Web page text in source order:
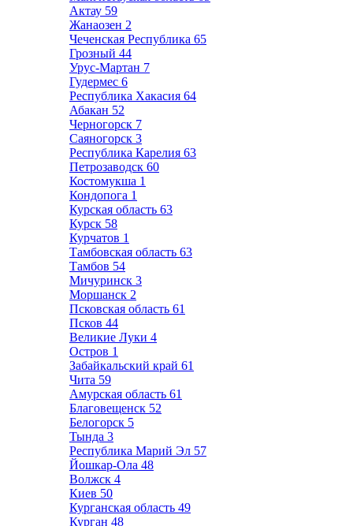
Актау 59
Жанаозен 2
Чеченская Республика 65
Грозный 44
Урус-Мартан 7
Гудермес 6
Республика Хакасия 64
Абакан 52
Черногорск 7
Саяногорск 3
Республика Карелия 63
Петрозаводск 60
Костомукша 1
Кондопога 1
Курская область 63
Курск 58
Курчатов 1
Тамбовская область 63
Тамбов 54
Мичуринск 3
Моршанск 2
Псковская область 61
Псков 44
Великие Луки 4
Остров 1
Забайкальский край 61
Чита 59
Амурская область 61
Благовещенск 52
Белогорск 5
Тында 3
Республика Марий Эл 57
Йошкар-Ола 48
Волжск 4
Киев 50
Курганская область 49
Курган 48